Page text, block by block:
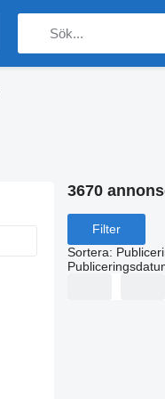
3670
Filter
Sortera: